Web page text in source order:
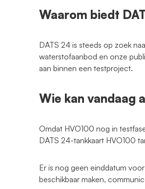
Waarom biedt
DATS 24 is steeds op zoek
waterstofaanbod en onze
aan binnen een testproject.
Wie kan vandaag
Omdat HVO100 nog in
DATS 24-tankkaart HVO100
Er is nog geen einddatum
beschikbaar maken,